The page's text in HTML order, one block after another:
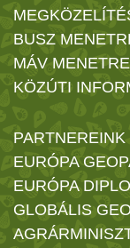
BUSZ
MÁV
KÖZÚTI
PARTNEREINK
EURÓPA
EURÓPA
GLOBÁLIS